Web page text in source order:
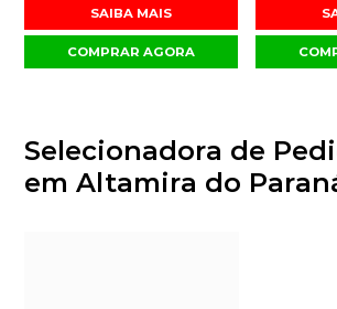
SAIBA MAIS
COMPRAR AGORA
Selecionadora de
em Altamira do